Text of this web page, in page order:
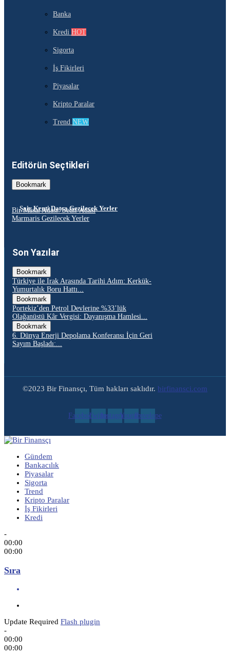
Banka
Kredi HOT
Sigorta
İş Fikirleri
Piyasalar
Kripto Paralar
Trend NEW
Editörün Seçtikleri
Bookmark
Şair Kenti Datça Gezilecek Yerler
Bir Masal Adası: Sedir Adası
Marmaris Gezilecek Yerler
Son Yazılar
Bookmark
Türkiye ile Irak Arasında Tarihi Adım: Kerkük-
Yumurtalık Boru Hattı...
Bookmark
Portekiz’den Petrol Devlerine %33’lük
Olağanüstü Kâr Vergisi: Dayanışma Hamlesi...
Bookmark
6. Dünya Enerji Depolama Konferansı İçin Geri
Sayım Başladı:...
©2023 Bir Finansçı, Tüm hakları saklıdır. birfinansci.com
FacebookTwitterInstagramYoutubeEnvelope
Gündem
Bankacılık
Piyasalar
Sigorta
Trend
Kripto Paralar
İş Fikirleri
Kredi
-
00:00
00:00
Sıra
Update Required Flash plugin
-
00:00
00:00